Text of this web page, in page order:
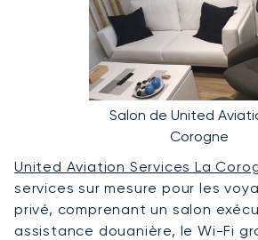
Salon de United
Corogne
United Aviation Services La
services sur mesure pour les
privé, comprenant un salon
assistance douanière, le Wi-Fi